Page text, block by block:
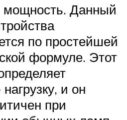
мощность. Данный
по простейшей
формуле. Этот
и он
при